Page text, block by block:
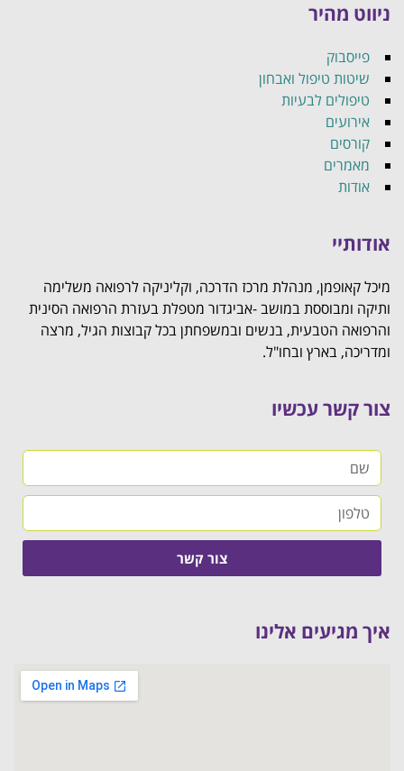
ניווט מהיר
פייסבוק
שיטות טיפול ואבחון
טיפולים לבעיות
אירועים
קורסים
מאמרים
אודות
אודותיי
מיכל קאופמן, מנהלת מרכז הדרכה, וקליניקה לרפואה משלימה
ותיקה ומבוססת במושב -אביגדור מטפלת בעזרת הרפואה הסינית
והרפואה הטבעית, בנשים ובמשפחתן בכל קבוצות הגיל, מרצה
ומדריכה, בארץ ובחו"ל.
צור קשר עכשיו
צור קשר
איך מגיעים אלינו